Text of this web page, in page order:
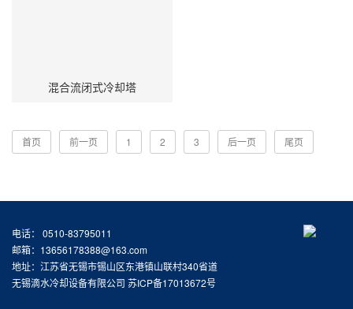
混合流闭式冷却塔
首页 前一页 1 2 3 后一页 尾页
电话： 0510-83795011
邮箱：13656178388@163.com
地址：江苏省无锡市锡山区东港镇山联村340省道
无锡滴水冷却设备有限公司 苏ICP备17013672号